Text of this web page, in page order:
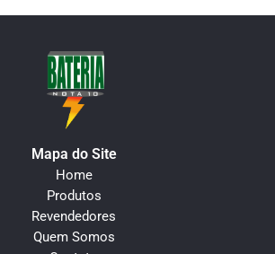
Mapa do Site
Home
Produtos
Revendedores
Quem Somos